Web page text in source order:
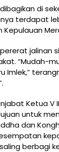
di
terdapat
jalinan
“Mudah-
Imlek,”
Ketua V
untuk
dan
berbagi